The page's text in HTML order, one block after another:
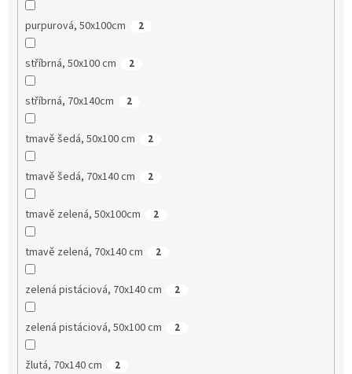
purpurová, 50x100cm 2
stříbrná, 50x100 cm 2
stříbrná, 70x140cm 2
tmavě šedá, 50x100 cm 2
tmavě šedá, 70x140 cm 2
tmavě zelená, 50x100cm 2
tmavě zelená, 70x140 cm 2
zelená pistáciová, 70x140 cm 2
zelená pistáciová, 50x100 cm 2
žlutá, 70x140 cm 2